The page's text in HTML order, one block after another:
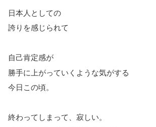
日本人としての
誇りを感じられて
自己肯定感が
勝手に上がっていくような気がする
今日この頃。
終わってしまって、寂しい。